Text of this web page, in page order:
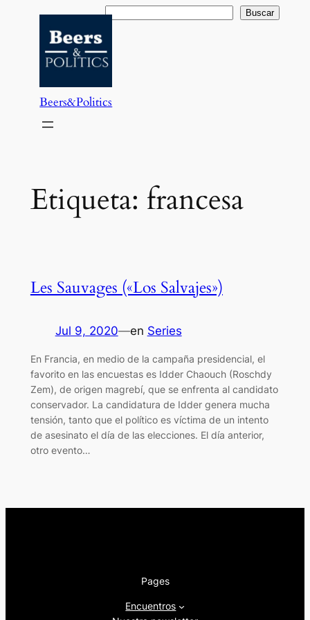
contenido
Buscar Buscar
Beers&Politics
Etiqueta: francesa
Les Sauvages («Los Salvajes»)
Jul 9, 2020—en Series
En Francia, en medio de la campaña presidencial, el
favorito en las encuestas es Idder Chaouch (Roschdy
Zem), de origen magrebí, que se enfrenta al candidato
conservador. La candidatura de Idder genera mucha
tensión, tanto que el político es víctima de un intento
de asesinato el día de las elecciones. El día anterior,
otro evento…
Pages
Encuentros